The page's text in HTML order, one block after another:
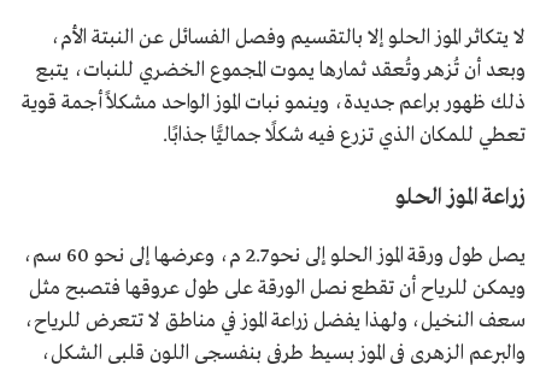
لا يتكاثر الموز الحلو إلا بالتقسيم وفصل الفسائل عن النبتة الأم،
وبعد أن تُزهر وتُعقد ثمارها يموت المجموع الخضري للنبات، يتبع
ذلك ظهور براعم جديدة، وينمو نبات الموز الواحد مشكلاً أجمة قوية
تعطي للمكان الذي تزرع فيه شكلًا جماليًّا جذابًا.
زراعة الموز الحلو
يصل طول ورقة الموز الحلو إلى نحو 2.7 م، وعرضها إلى نحو 60 سم،
ويمكن للرياح أن تقطع نصل الورقة على طول عروقها فتصبح مثل
سعف النخيل، ولهذا يفضل زراعة الموز في مناطق لا تتعرض للرياح،
والبرعم الزهري في الموز بسيط طرفي بنفسجي اللون قلبي الشكل،